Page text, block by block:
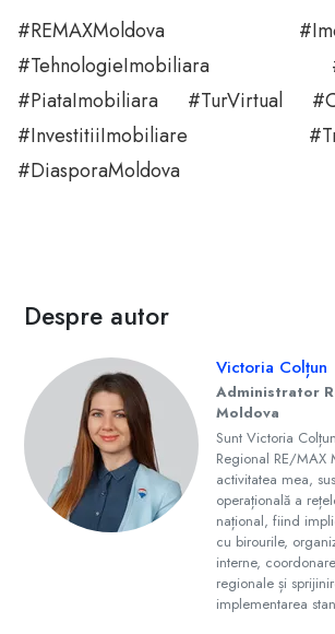
#REMAXMoldova
#TehnologieImobiliara
#PiataImobiliara #TurVirtual
#InvestitiiImobiliare
#DiasporaMoldova
Despre autor
Victoria Colțun
Administrator
Moldova
Sunt Victoria
Regional RE/MAX
activitatea mea,
operațională a
național, fiind
cu birourile,
interne,
regionale și
implementarea